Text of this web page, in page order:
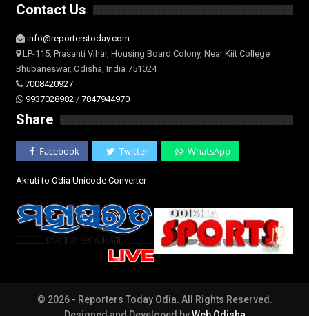
Contact Us
info@reporterstoday.com
LP-115, Prasanti Vihar, Housing Board Colony, Near Kiit College
Bhubaneswar, Odisha, India 751024
7008420927
9937028982 / 7847944970
Share
Facebook Twitter WhatsApp
Akruti to Odia Unicode Converter
© 2026 - Reporters Today Odia. All Rights Reserved.